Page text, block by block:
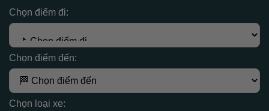
Chọn điểm đi:
Chọn điểm đến:
Chọn loại xe: